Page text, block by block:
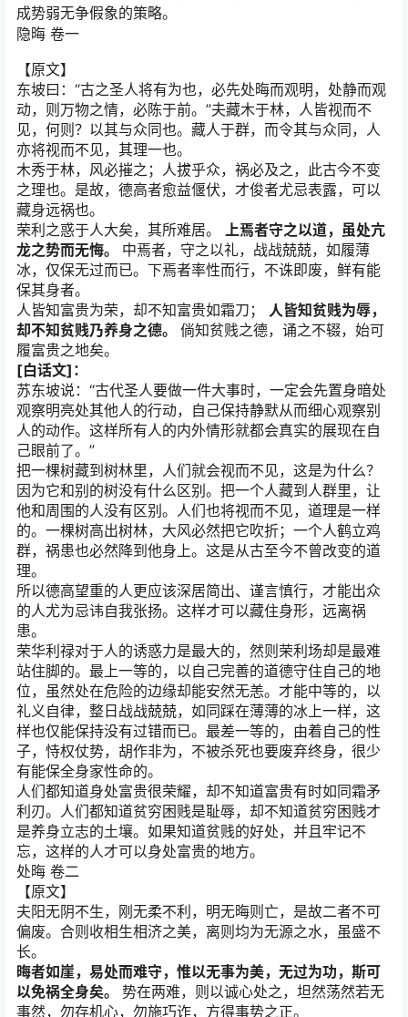
成势弱无争假象的策略。
隐晦 卷一
【原文】
东坡曰：“古之圣人将有为也，必先处晦而观明，处静而观
动，则万物之情，必陈于前。”夫藏木于林，人皆视而不
见，何则？以其与众同也。藏人于群，而令其与众同，人
亦将视而不见，其理一也。
木秀于林，风必摧之；人拔乎众，祸必及之，此古今不变
之理也。是故，德高者愈益偃伏，才俊者尤忌表露，可以
藏身远祸也。
荣利之惑于人大矣，其所难居。 上焉者守之以道，虽处亢
龙之势而无悔。 中焉者，守之以礼，战战兢兢，如履薄
冰，仅保无过而已。下焉者率性而行，不诛即废，鲜有能
保其身者。
人皆知富贵为荣，却不知富贵如霜刀； 人皆知贫贱为辱，
却不知贫贱乃养身之德。 倘知贫贱之德，诵之不辍，始可
履富贵之地矣。
[白话文]：
苏东坡说：“古代圣人要做一件大事时，一定会先置身暗处
观察明亮处其他人的行动，自己保持静默从而细心观察别
人的动作。这样所有人的内外情形就都会真实的展现在自
己眼前了。”
把一棵树藏到树林里，人们就会视而不见，这是为什么？
因为它和别的树没有什么区别。把一个人藏到人群里，让
他和周围的人没有区别。人们也将视而不见，道理是一样
的。一棵树高出树林，大风必然把它吹折；一个人鹤立鸡
群，祸患也必然降到他身上。这是从古至今不曾改变的道
理。
所以德高望重的人更应该深居简出、谨言慎行，才能出众
的人尤为忌讳自我张扬。这样才可以藏住身形，远离祸
患。
荣华利禄对于人的诱惑力是最大的，然则荣利场却是最难
站住脚的。最上一等的，以自己完善的道德守住自己的地
位，虽然处在危险的边缘却能安然无恙。才能中等的，以
礼义自律，整日战战兢兢，如同踩在薄薄的冰上一样，这
样也仅能保持没有过错而已。最差一等的，由着自己的性
子，恃权仗势，胡作非为，不被杀死也要废弃终身，很少
有能保全身家性命的。
人们都知道身处富贵很荣耀，却不知道富贵有时如同霜矛
利刃。人们都知道贫穷困贱是耻辱，却不知道贫穷困贱才
是养身立志的土壤。如果知道贫贱的好处，并且牢记不
忘，这样的人才可以身处富贵的地方。
处晦 卷二
【原文】
夫阳无阴不生，刚无柔不利，明无晦则亡，是故二者不可
偏废。合则收相生相济之美，离则均为无源之水，虽盛不
长。
晦者如崖，易处而难守，惟以无事为美，无过为功，斯可
以免祸全身矣。 势在两难，则以诚心处之，坦然荡然若无
事然，勿存机心，勿施巧诈，方得事势之正。